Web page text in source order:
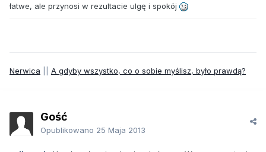
łatwe, ale przynosi w rezultacie ulgę i spokój
Nerwica A gdyby wszystko, co o sobie myślisz, było prawdą?
Gość
Opublikowano 25 Maja 2013